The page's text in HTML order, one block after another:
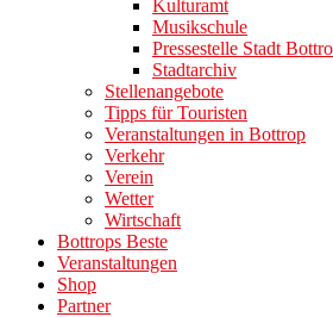
Kulturamt
Musikschule
Pressestelle Stadt
Stadtarchiv
Stellenangebote
Tipps für Touristen
Veranstaltungen in Bottrop
Verkehr
Verein
Wetter
Wirtschaft
Bottrops Beste
Veranstaltungen
Shop
Partner